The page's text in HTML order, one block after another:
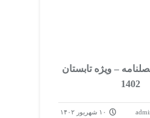
– ویژه تابستان
1402
۱۰ شهریور ۱۴۰۲